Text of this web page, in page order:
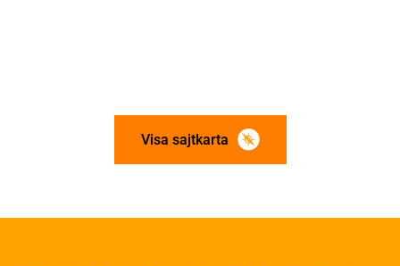
Visa sajtkarta